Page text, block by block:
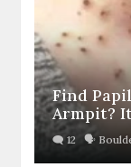
Find
Armpit?